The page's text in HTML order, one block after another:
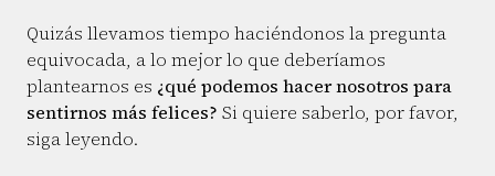
Quizás llevamos tiempo haciéndonos la pregunta
equivocada, a lo mejor lo que deberíamos
plantearnos es ¿qué podemos hacer nosotros para
sentirnos más felices? Si quiere saberlo, por favor,
siga leyendo.